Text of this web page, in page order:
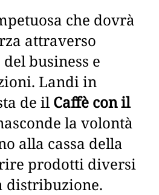
che dovrà
attraverso
business e
Landi in
de ilCaffè con il
la volontà
alla cassa della
prodotti diversi
distribuzione.